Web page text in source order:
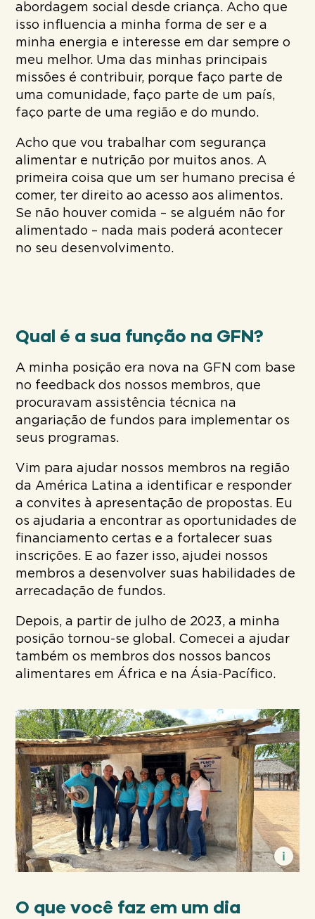
abordagem social desde criança. Acho que
isso influencia a minha forma de ser e a
minha energia e interesse em dar sempre o
meu melhor. Uma das minhas principais
missões é contribuir, porque faço parte de
uma comunidade, faço parte de um país,
faço parte de uma região e do mundo.
Acho que vou trabalhar com segurança
alimentar e nutrição por muitos anos. A
primeira coisa que um ser humano precisa é
comer, ter direito ao acesso aos alimentos.
Se não houver comida – se alguém não for
alimentado – nada mais poderá acontecer
no seu desenvolvimento.
Qual é a sua função na GFN?
A minha posição era nova na GFN com base
no feedback dos nossos membros, que
procuravam assistência técnica na
angariação de fundos para implementar os
seus programas.
Vim para ajudar nossos membros na região
da América Latina a identificar e responder
a convites à apresentação de propostas. Eu
os ajudaria a encontrar as oportunidades de
financiamento certas e a fortalecer suas
inscrições. E ao fazer isso, ajudei nossos
membros a desenvolver suas habilidades de
arrecadação de fundos.
Depois, a partir de julho de 2023, a minha
posição tornou-se global. Comecei a ajudar
também os membros dos nossos bancos
alimentares em África e na Ásia-Pacífico.
O que você faz em um dia